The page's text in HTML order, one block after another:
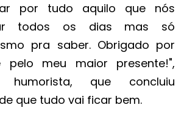
por tudo aquilo que nós
todos os dias mas só
pra saber. Obrigado por
meu maior presente!",
que concluiu
que tudo vai ficar bem.